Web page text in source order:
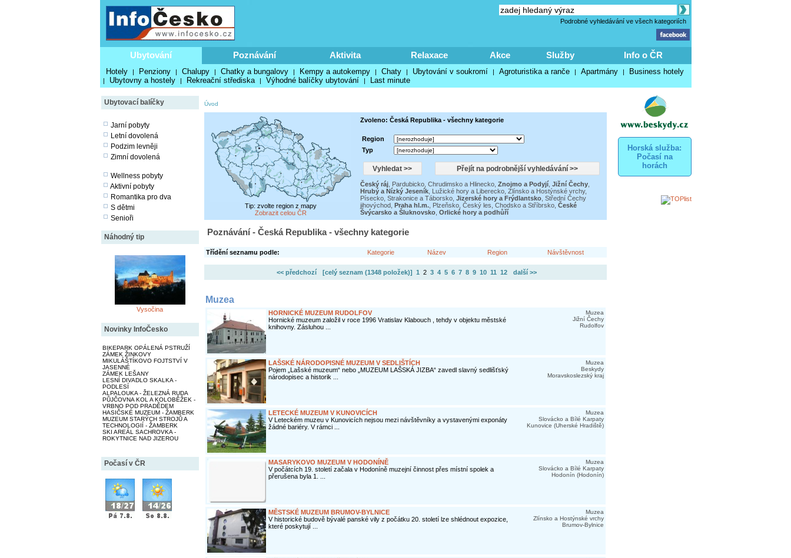
Podrobné vyhledávání ve všech kategoriích
Ubytování Poznávání Aktivita Relaxace Akce Služby Info o ČR
Hotely | Penziony | Chalupy | Chatky a bungalovy | Kempy a autokempy | Chaty | Ubytování v soukromí | Agroturistika a ranče | Apartmány | Business hotely
| Ubytovny a hostely | Rekreační střediska | Výhodné balíčky ubytování | Last minute
Horská služba:
Počasí na
horách
Ubytovací balíčky
Jarní pobyty
Letní dovolená
Podzim levněji
Zimní dovolená
Wellness pobyty
Aktivní pobyty
Romantika pro dva
S dětmi
Senioři
Náhodný tip
Vysočina
Novinky InfoČesko
BIKEPARK OPÁLENÁ PSTRUŽÍ
ZÁMEK ŽINKOVY
MIKULÁŠTÍKOVO FOJTSTVÍ V
JASENNÉ
ZÁMEK LEŠANY
LESNÍ DIVADLO SKALKA -
PODLESÍ
ALPALOUKA - ŽELEZNÁ RUDA
PŮJČOVNA KOL A KOLOBĚŽEK -
VRBNO POD PRADĚDEM
HASIČSKÉ MUZEUM - ŽAMBERK
MUZEUM STARÝCH STROJŮ A
TECHNOLOGIÍ - ŽAMBERK
SKI AREÁL SACHROVKA -
ROKYTNICE NAD JIZEROU
Počasí v ČR
Úvod
Tip: zvolte region z mapy
Zobrazit celou ČR
Zvoleno: Česká Republika - všechny kategorie
Region
Typ
Český ráj, Pardubicko, Chrudimsko a Hlinecko, Znojmo a Podyjí, Jižní Čechy,
Hrubý a Nízký Jeseník, Lužické hory a Liberecko, Zlínsko a Hostýnské vrchy,
Písecko, Strakonice a Táborsko, Jizerské hory a Frýdlantsko, Střední Čechy
jihovýchod, Praha hl.m., Plzeňsko, Český les, Chodsko a Stříbrsko, České
Švýcarsko a Šluknovsko, Orlické hory a podhůří
Poznávání - Česká Republika - všechny kategorie
Třídění seznamu podle: Kategorie Název Region Návštěvnost
<< předchozí [celý seznam (1348 položek)] 1 2 3 4 5 6 7 8 9 10 11 12 další >>
Muzea
HORNICKÉ MUZEUM RUDOLFOV
Hornické muzeum založil v roce 1996 Vratislav Klabouch , tehdy v objektu městské
knihovny. Zásluhou ...
Muzea
Jižní Čechy
Rudolfov
LAŠSKÉ NÁRODOPISNÉ MUZEUM V SEDLIŠTÍCH
Pojem „Lašské muzeum“ nebo „MUZEUM LAŠSKÁ JIZBA“ zavedl slavný sedlišťský
národopisec a historik ...
Muzea
Beskydy
Moravskoslezský kraj
LETECKÉ MUZEUM V KUNOVICÍCH
V Leteckém muzeu v Kunovicích nejsou mezi návštěvníky a vystavenými exponáty
žádné bariéry. V rámci ...
Muzea
Slovácko a Bílé Karpaty
Kunovice (Uherské Hradiště)
MASARYKOVO MUZEUM V HODONÍNĚ
V počátcích 19. století začala v Hodoníně muzejní činnost přes místní spolek a
přerušena byla 1. ...
Muzea
Slovácko a Bílé Karpaty
Hodonín (Hodonín)
MĚSTSKÉ MUZEUM BRUMOV-BYLNICE
V historické budově bývalé panské vily z počátku 20. století lze shlédnout expozice,
které poskytují ...
Muzea
Zlínsko a Hostýnské vrchy
Brumov-Bylnice